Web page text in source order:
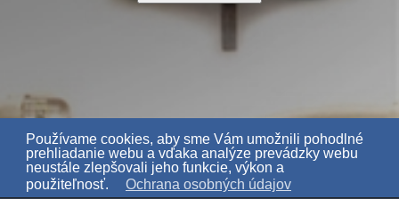
Používame cookies, aby sme Vám umožnili pohodlné
prehliadanie webu a vďaka analýze prevádzky webu
neustále zlepšovali jeho funkcie, výkon a
použiteľnosť.
Ochrana osobných údajov